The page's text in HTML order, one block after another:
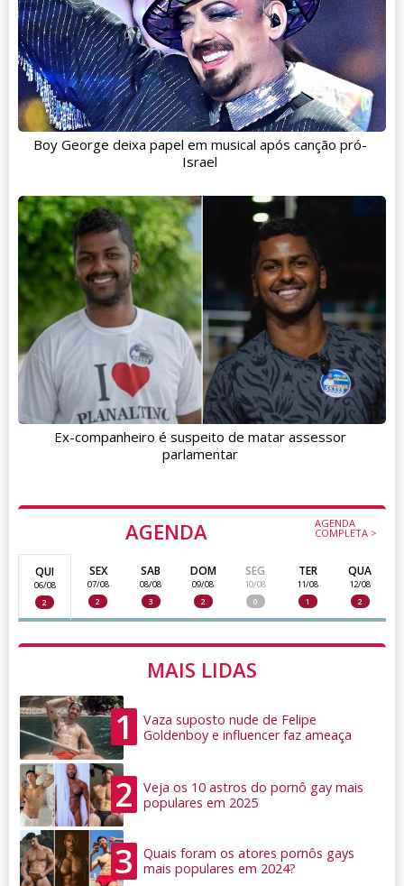
AGENDA AGENDA
COMPLETA >
QUI
06/08
2
SEX
07/08
2
SAB
08/08
3
DOM
09/08
2
SEG
10/08
0
TER
11/08
1
QUA
12/08
2
MAIS LIDAS
1
Vaza suposto nude de Felipe
Goldenboy e influencer faz ameaça
2
Veja os 10 astros do pornô gay mais
populares em 2025
3
Quais foram os atores pornôs gays
mais populares em 2024?
Boy George deixa papel em musical após canção pró-
Israel
Ex-companheiro é suspeito de matar assessor
parlamentar